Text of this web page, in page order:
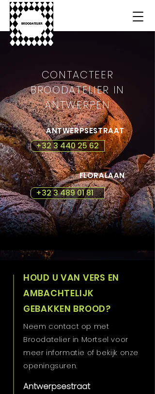
CONTACTEER
BROODATELIER IN
ANTWERPEN
ANTWERPSESTRAAT
+32 3 440 25 62
FLORALAAN
+32 3 489 01 81
HOUD U VAN VERS EN
AMBACHTELIJK
GEBAKKEN BROOD?
Neem contact op met
Broodatelier in Mortsel voor
meer informatie of bekijk onze
openingsuren.
Antwerpsestraat